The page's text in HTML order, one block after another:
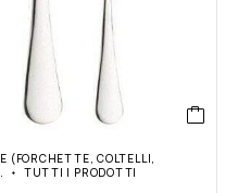
(FORCHETTE, COLTELLI,
TUTTI I PRODOTTI